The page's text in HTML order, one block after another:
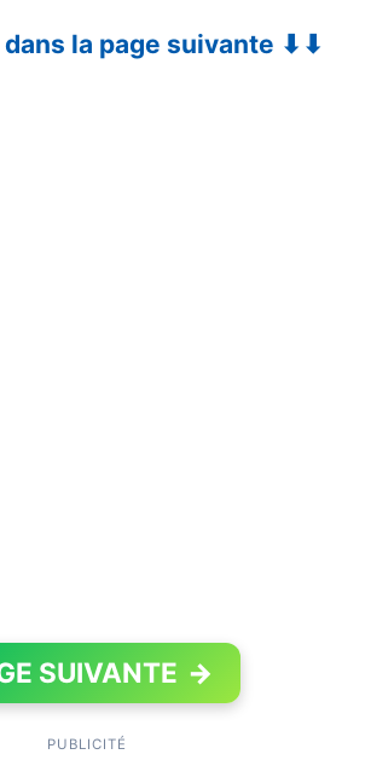
la page suivante ⬇⬇
SUIVANTE →
PUBLICITÉ